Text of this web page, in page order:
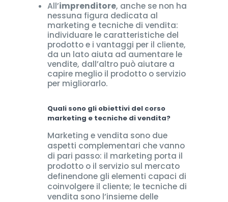
All’imprenditore, anche se non ha
nessuna figura dedicata al
marketing e tecniche di vendita:
individuare le caratteristiche del
prodotto e i vantaggi per il cliente,
da un lato aiuta ad aumentare le
vendite, dall’altro può aiutare a
capire meglio il prodotto o servizio
per migliorarlo.
Quali sono gli obiettivi del corso
marketing e tecniche di vendita?
Marketing e vendita sono due
aspetti complementari che vanno
di pari passo: il marketing porta il
prodotto o il servizio sul mercato
definendone gli elementi capaci di
coinvolgere il cliente; le tecniche di
vendita sono l’insieme delle